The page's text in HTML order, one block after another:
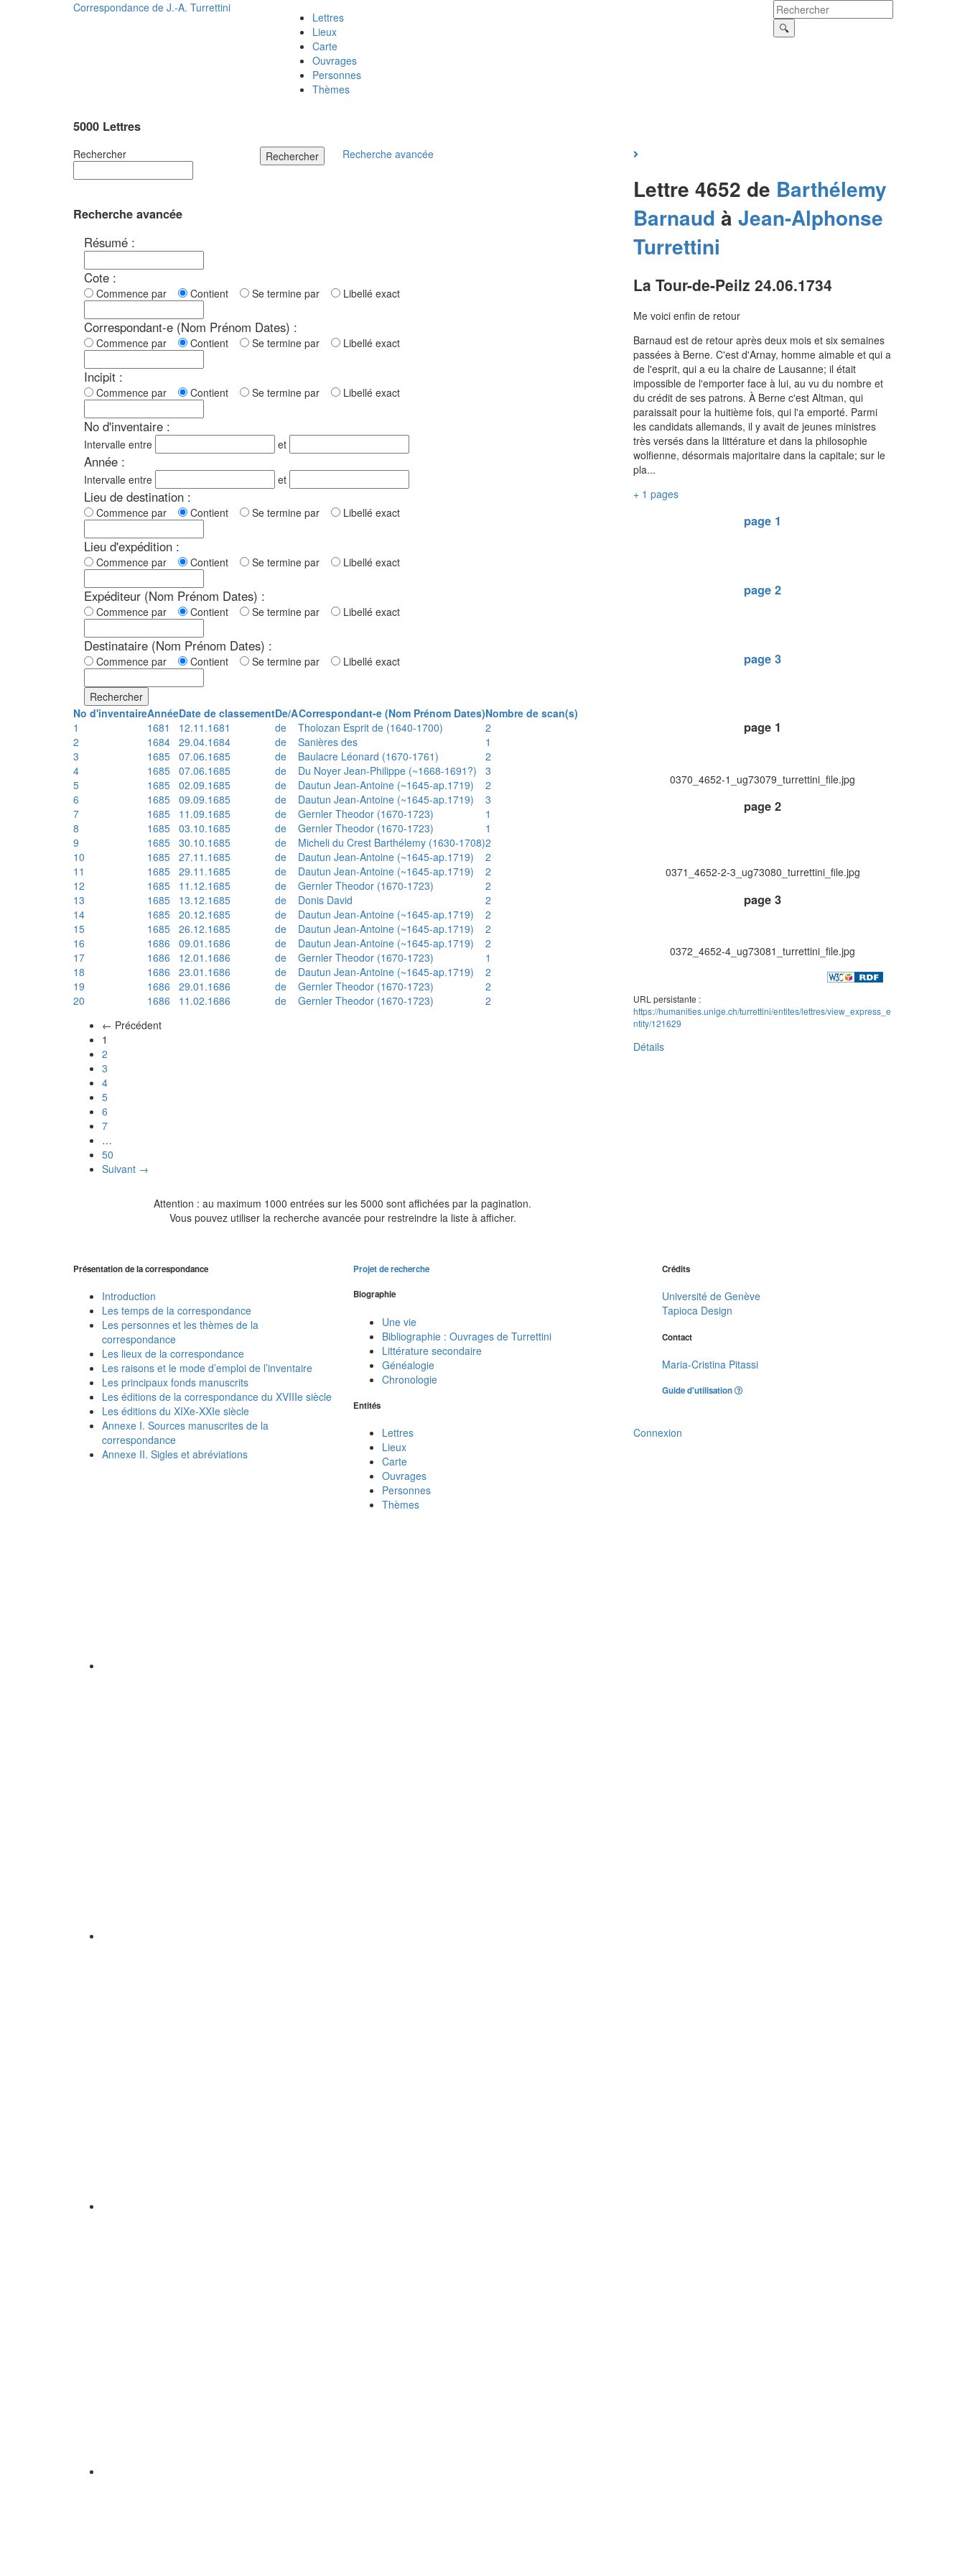
Correspondance de J.-A. Turrettini
Lettres
Lieux
Carte
Ouvrages
Personnes
Thèmes
5000 Lettres
Rechercher Rechercher Recherche avancée
Recherche avancée
Résumé :
Cote :
Commence par Contient Se termine par Libellé exact
Correspondant-e (Nom Prénom Dates) :
Commence par Contient Se termine par Libellé exact
Incipit :
Commence par Contient Se termine par Libellé exact
No d'inventaire :
Intervalle entre et
Année :
Intervalle entre et
Lieu de destination :
Commence par Contient Se termine par Libellé exact
Lieu d'expédition :
Commence par Contient Se termine par Libellé exact
Expéditeur (Nom Prénom Dates) :
Commence par Contient Se termine par Libellé exact
Destinataire (Nom Prénom Dates) :
Commence par Contient Se termine par Libellé exact
Rechercher
No d'inventaireAnnéeDate de classementDe/ACorrespondant-e (Nom Prénom Dates)Nombre de scan(s)
1
1681 12.11.1681 de Tholozan Esprit de (1640-1700)
2
2
1684 29.04.1684 de Sanières des
1
3
1685 07.06.1685 de Baulacre Léonard (1670-1761)
2
4
1685 07.06.1685 de Du Noyer Jean-Philippe (~1668-1691?)
3
5
1685 02.09.1685 de Dautun Jean-Antoine (~1645-ap.1719)
2
6
1685 09.09.1685 de Dautun Jean-Antoine (~1645-ap.1719)
3
7
1685 11.09.1685 de Gernler Theodor (1670-1723)
1
8
1685 03.10.1685 de Gernler Theodor (1670-1723)
1
9
1685 30.10.1685 de Micheli du Crest Barthélemy (1630-1708)2
10
1685 27.11.1685 de Dautun Jean-Antoine (~1645-ap.1719)
2
11
1685 29.11.1685 de Dautun Jean-Antoine (~1645-ap.1719)
2
12
1685 11.12.1685 de Gernler Theodor (1670-1723)
2
13
1685 13.12.1685 de Donis David
2
14
1685 20.12.1685 de Dautun Jean-Antoine (~1645-ap.1719)
2
15
1685 26.12.1685 de Dautun Jean-Antoine (~1645-ap.1719)
2
16
1686 09.01.1686 de Dautun Jean-Antoine (~1645-ap.1719)
2
17
1686 12.01.1686 de Gernler Theodor (1670-1723)
1
18
1686 23.01.1686 de Dautun Jean-Antoine (~1645-ap.1719)
2
19
1686 29.01.1686 de Gernler Theodor (1670-1723)
2
20
1686 11.02.1686 de Gernler Theodor (1670-1723)
2
← Précédent
1
2
3
4
5
6
7
…
50
Suivant →
Attention : au maximum 1000 entrées sur les 5000 sont affichées par la pagination.
Vous pouvez utiliser la recherche avancée pour restreindre la liste à afficher.
Lettre 4652 de Barthélemy
Barnaud à Jean-Alphonse
Turrettini
La Tour-de-Peilz 24.06.1734
Me voici enfin de retour
Barnaud est de retour après deux mois et six semaines
passées à Berne. C'est d'Arnay, homme aimable et qui a
de l'esprit, qui a eu la chaire de Lausanne; il était
impossible de l'emporter face à lui, au vu du nombre et
du crédit de ses patrons. À Berne c'est Altman, qui
paraissait pour la huitième fois, qui l'a emporté. Parmi
les candidats allemands, il y avait de jeunes ministres
très versés dans la littérature et dans la philosophie
wolfienne, désormais majoritaire dans la capitale; sur le
pla...
+ 1 pages
page 1
page 2
page 3
page 1
0370_4652-1_ug73079_turrettini_file.jpg
page 2
0371_4652-2-3_ug73080_turrettini_file.jpg
page 3
0372_4652-4_ug73081_turrettini_file.jpg
URL persistante :
https://humanities.unige.ch/turrettini/entites/lettres/view_express_e
ntity/121629
Détails
Présentation de la correspondance
Introduction
Les temps de la correspondance
Les personnes et les thèmes de la
correspondance
Les lieux de la correspondance
Les raisons et le mode d’emploi de l’inventaire
Les principaux fonds manuscrits
Les éditions de la correspondance du XVIIIe siècle
Les éditions du XIXe-XXIe siècle
Annexe I. Sources manuscrites de la
correspondance
Annexe II. Sigles et abréviations
Projet de recherche
Biographie
Une vie
Bibliographie : Ouvrages de Turrettini
Littérature secondaire
Généalogie
Chronologie
Entités
Lettres
Lieux
Carte
Ouvrages
Personnes
Thèmes
Crédits
Université de Genève
Tapioca Design
Contact
Maria-Cristina Pitassi
Guide d'utilisation
Connexion